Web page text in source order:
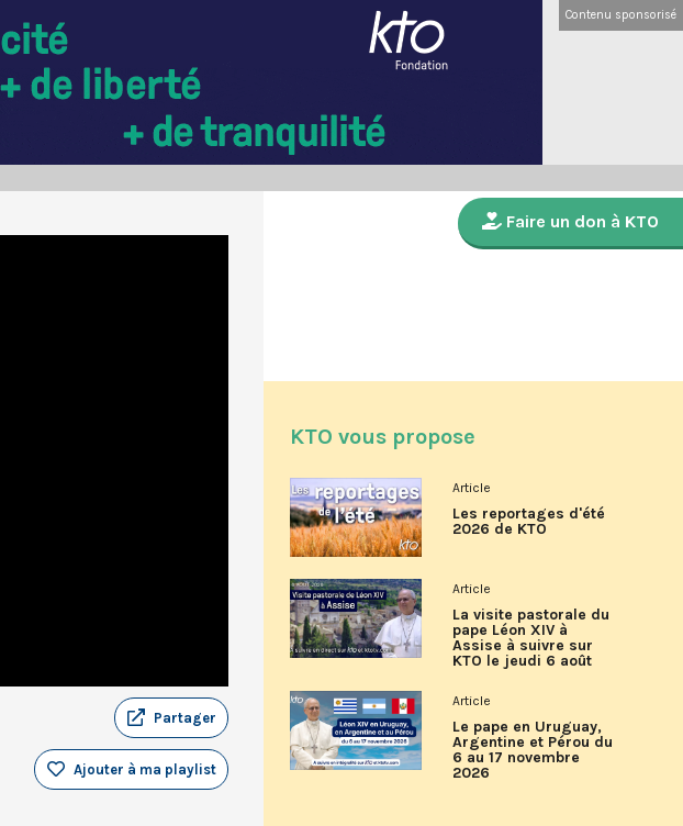
Contenu sponsorisé
Partager
Ajouter à ma playlist
Faire un don à KTO
KTO vous propose
Article
Les reportages d'été
2026 de KTO
Article
La visite pastorale du
pape Léon XIV à
Assise à suivre sur
KTO le jeudi 6 août
Article
Le pape en Uruguay,
Argentine et Pérou du
6 au 17 novembre
2026